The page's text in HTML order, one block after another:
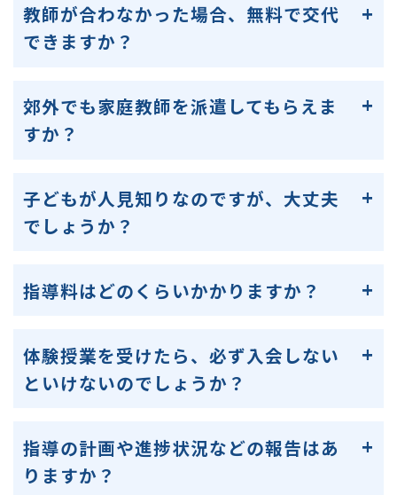
教師が合わなかった場合、無料で交代
できますか？
郊外でも家庭教師を派遣してもらえま
すか？
子どもが人見知りなのですが、大丈夫
でしょうか？
指導料はどのくらいかかりますか？
体験授業を受けたら、必ず入会しない
といけないのでしょうか？
指導の計画や進捗状況などの報告はあ
りますか？